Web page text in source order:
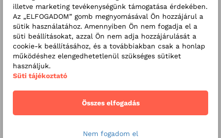
megterhelő
Nemcsak fizikailag, hanem lelkileg is
lehet túlterhelt a gyermek. Az
állandó teljesítménykényszer és a
versenyhelyzetek okozta stressz
önmagában is súlyként nehezedik a
gyerekekre. Fontos, hogy a kis
sportoló önszántából válassza a
versenysportot, és az ezzel járó
áldozatokat is saját akaratából
illetve marketing tevékenységünk támogatása érdekében.
Az „ELFOGADOM” gomb megnyomásával Ön hozzájárul a
sütik használatához. Amennyiben Ön nem fogadja el a
süti beállításokat, azzal Ön nem adja hozzájárulását a
cookie-k beállításához, és a továbbiakban csak a honlap
működéshez elengedhetetlenül szükséges sütiket
használjuk.
Süti tájékoztató
Összes elfogadás
Nem fogadom el